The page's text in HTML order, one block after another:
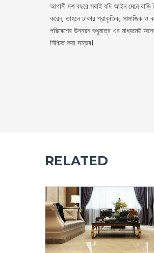
আগামী দশ বছরে সবাই যদি আইন মেনে বাড়ি
করেন, তাহলে ঢাকার প্রাকৃতিক, সামাজিক ও
পরিবেশের উন্নয়ন শুধুমাত্র এর মাধ্যমেই
নিশ্চিত করা সম্ভব।
RELATED